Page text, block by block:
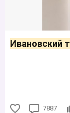
Ивановский
7887